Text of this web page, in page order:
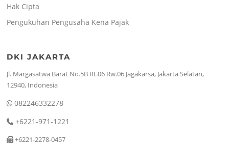
Hak Cipta
Pengukuhan Pengusaha Kena Pajak
DKI JAKARTA
Jl. Margasatwa Barat No.5B Rt.06 Rw.06 Jagakarsa, Jakarta Selatan,
12940, Indonesia
082246332278
+6221-971-1221
+6221-2278-0457